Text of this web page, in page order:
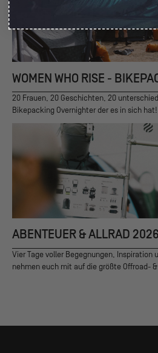
WOMEN WHO RISE -
20 Frauen, 20 Geschichten, 20
Bikepacking Overnighter der es in sich hat!
ABENTEUER & ALLRAD
Vier Tage voller Begegnungen, Inspiration
nehmen euch mit auf die größte Offroad-